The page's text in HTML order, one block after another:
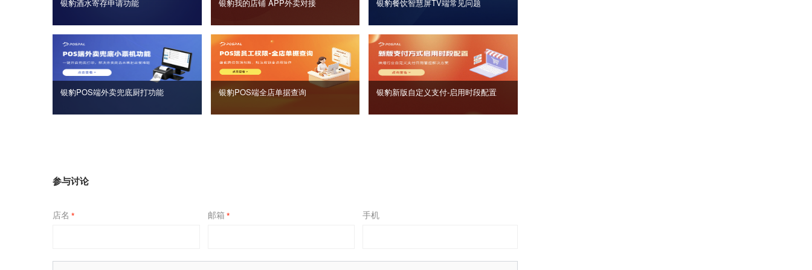
银豹酒水寄存申请功能 银豹我的店铺 APP外卖对接 银豹餐饮智慧屏TV端常见问题
银豹POS端外卖兜底厨打功能 银豹POS端全店单据查询 银豹新版自定义支付‑启用时段配置
参与讨论
店名 * 邮箱 * 手机